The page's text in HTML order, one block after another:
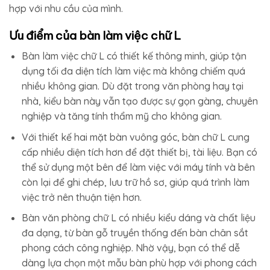
hợp với nhu cầu của mình.
Ưu điểm của bàn làm việc chữ L
Bàn làm việc chữ L có thiết kế thông minh, giúp tận
dụng tối đa diện tích làm việc mà không chiếm quá
nhiều không gian. Dù đặt trong văn phòng hay tại
nhà, kiểu bàn này vẫn tạo được sự gọn gàng, chuyên
nghiệp và tăng tính thẩm mỹ cho không gian.
Với thiết kế hai mặt bàn vuông góc, bàn chữ L cung
cấp nhiều diện tích hơn để đặt thiết bị, tài liệu. Bạn có
thể sử dụng một bên để làm việc với máy tính và bên
còn lại để ghi chép, lưu trữ hồ sơ, giúp quá trình làm
việc trở nên thuận tiện hơn.
Bàn văn phòng chữ L có nhiều kiểu dáng và chất liệu
đa dạng, từ bàn gỗ truyền thống đến bàn chân sắt
phong cách công nghiệp. Nhờ vậy, bạn có thể dễ
dàng lựa chọn một mẫu bàn phù hợp với phong cách